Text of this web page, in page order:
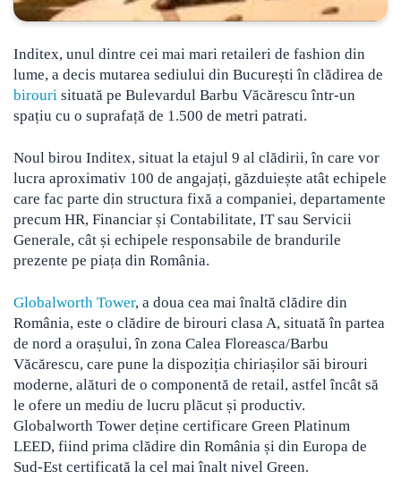
Inditex, unul dintre cei mai mari retaileri de fashion din
lume, a decis mutarea sediului din București în clădirea de
birouri situată pe Bulevardul Barbu Văcărescuîntr-un
spațiu cu o suprafață de 1.500 de metri patrati.
Noul birou Inditex, situat la etajul 9 al clădirii, în care vor
lucra aproximativ 100 de angajați, găzduiește atât echipele
care fac parte din structura fixă a companiei, departamente
precum HR, Financiar și Contabilitate, IT sau Servicii
Generale, cât și echipele responsabile de brandurile
prezente pe piața din România.
Globalworth Tower, a doua cea mai înaltă clădire din
România, este o clădire de birouri clasa A, situată în partea
de nord a orașului, în zona Calea Floreasca/Barbu
Văcărescu, care pune la dispoziția chiriașilor săi birouri
moderne, alături de o componentă de retail, astfel încât să
le ofere un mediu de lucru plăcut și productiv.
Globalworth Tower deține certificare Green Platinum
LEED, fiind prima clădire din România și din Europa de
Sud-Est certificată la cel mai înalt nivel Green.